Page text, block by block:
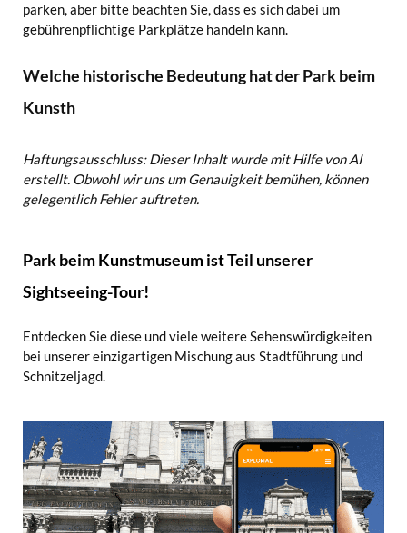
parken, aber bitte beachten Sie, dass es sich dabei um
gebührenpflichtige Parkplätze handeln kann.
Welche historische Bedeutung hat der Park beim
Kunsth
Haftungsausschluss: Dieser Inhalt wurde mit Hilfe von AI
erstellt. Obwohl wir uns um Genauigkeit bemühen, können
gelegentlich Fehler auftreten.
Park beim Kunstmuseum ist Teil unserer
Sightseeing-Tour!
Entdecken Sie diese und viele weitere Sehenswürdigkeiten
bei unserer einzigartigen Mischung aus Stadtführung und
Schnitzeljagd.